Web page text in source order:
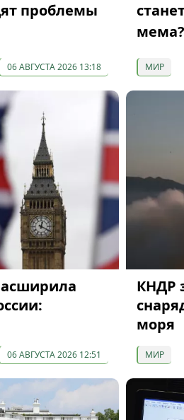
проблемы
06 АВГУСТА 2026 13:18
мема?
МИР
06 АВГУСТА 2026 12:51
КНДР
моря
МИР